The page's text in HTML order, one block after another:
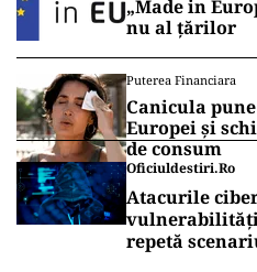
„Made in
nu al țărilor
Puterea Financiara
Canicula
Europei și
de consum
Oficiuldestiri.ro
Atacurile
repetă